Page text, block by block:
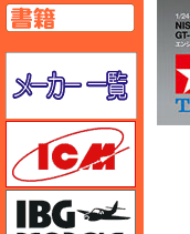
書籍ペ
メーカ
ICM